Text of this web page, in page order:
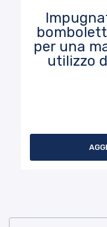
per una
utilizzo